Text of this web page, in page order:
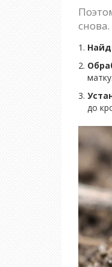
снова.
матку.
до